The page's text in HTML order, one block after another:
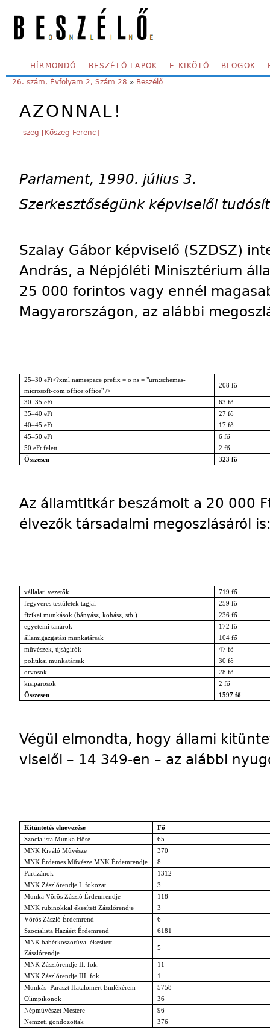
SECONDARY MENU
HÍRMONDÓ BESZÉLŐ LAPOK E-KIKÖTŐ BLOGOK
YOU ARE HERE:
26. szám, Évfolyam 2, Szám 28 » Beszélő
AZONNAL!
–szeg [Kőszeg Ferenc]
Parlament, 1990. július 3.
Szerkesztőségünk képviselői
Szalay Gábor képviselő (SZDSZ)
András, a Népjóléti Minisztérium
25 000 forintos vagy ennél
Magyarországon, az alábbi
25–30 eFt<?xml:namespace prefix = o ns = "urn:schemas-
microsoft-com:office:office" />
208 fő
30–35 eFt
63 fő
35–40 eFt
27 fő
40–45 eFt
17 fő
45–50 eFt
6 fő
50 eFt felett
2 fő
Összesen
323 fő
Az államtitkár beszámolt a 20 000
élvezők társadalmi megoszlásáról
vállalati vezetők
719 fő
fegyveres testületek tagjai
259 fő
fizikai munkások (bányász, kohász, stb.)
236 fő
egyetemi tanárok
172 fő
államigazgatási munkatársak
104 fő
művészek, újságírók
47 fő
politikai munkatársak
30 fő
orvosok
28 fő
kisiparosok
2 fő
Összesen
1597 fő
Végül elmondta, hogy állami
viselői – 14 349-en – az alábbi
Kitüntetés elnevezése
Fő
Szocialista Munka Hőse
65
MNK Kiváló Művésze
370
MNK Érdemes Művésze MNK Érdemrendje
8
Partizánok
1312
MNK Zászlórendje I. fokozat
3
Munka Vörös Zászló Érdemrendje
118
MNK rubinokkal ékesített Zászlórendje
3
Vörös Zászló Érdemrend
6
Szocialista Hazáért Érdemrend
6181
MNK babérkoszorúval ékesített
Zászlórendje
5
MNK Zászlórendje II. fok.
11
MNK Zászlórendje III. fok.
1
Munkás–Paraszt Hatalomért Emlékérem
5758
Olimpikonok
36
Népművészet Mestere
96
Nemzeti gondozottak
376